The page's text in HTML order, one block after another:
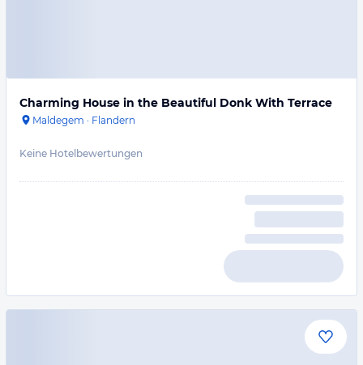
Charming House in the Beautiful Donk With Terrace
Maldegem · Flandern
Keine Hotelbewertungen